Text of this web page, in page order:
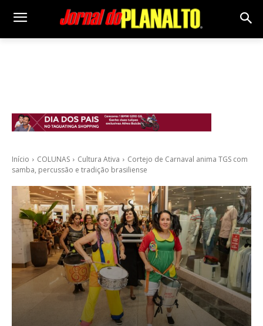
Início COLUNAS Cultura Ativa
Cortejo de Carnaval anima TGS com
samba, percussão e tradição brasiliense